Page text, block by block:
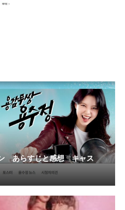
あらすじと感想 キャス